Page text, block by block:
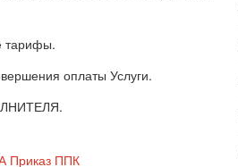
тарифы.
оплаты Услуги.
ППК